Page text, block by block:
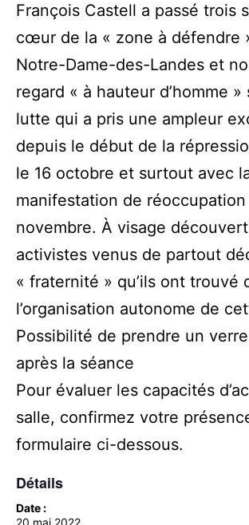
François Castell a passé trois
cœur de la « zone à défendre
Notre-Dame-des-Landes et
regard « à hauteur d’homme
lutte qui a pris une ampleur
depuis le début de la
le 16 octobre et surtout avec
manifestation de réoccupation
novembre. À visage
activistes venus de partout
« fraternité » qu’ils ont trouvé
l’organisation autonome de
Possibilité de prendre un
après la séance
Pour évaluer les capacités
salle, confirmez votre
formulaire ci-dessous.
Détails
Date :
20 mai 2022